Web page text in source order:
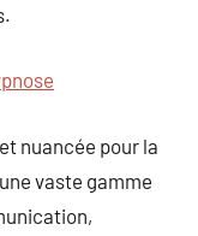
nuancée pour la
vaste gamme